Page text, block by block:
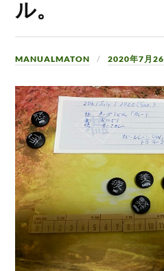
ル。
MANUALMATON 2020年7月26